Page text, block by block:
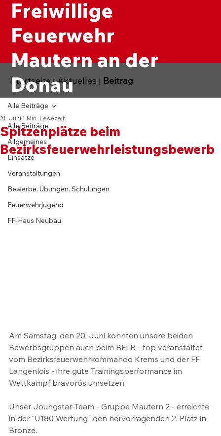
Freiwillige
Feuerwehr
Mautern an der
Donau
Alle Beiträge
Allgemeines
Einsätze
Veranstaltungen
Bewerbe, Übungen, Schulungen
Feuerwehrjugend
FF-Haus Neubau
Alle Beiträge
Spitzenplätze beim
Bezirksfeuerwehrleistungsbewerb
21. Juni 1 Min. Lesezeit
Am Samstag, den 20. Juni konnten unsere beiden
Bewerbsgruppen auch beim BFLB - top veranstaltet
vom Bezirksfeuerwehrkommando Krems und der FF
Langenlois - ihre gute Trainingsperformance im
Wettkampf bravorös umsetzen.
Unser Joungstar-Team - Gruppe Mautern 2 - erreichte
in der "U180 Wertung" den hervorragenden 2. Platz in
Bronze.
Startseite|Aktuelles | Beitrag